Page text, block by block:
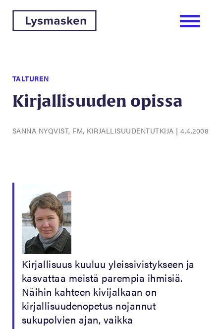
TALTUREN
Kirjallisuuden opissa
SANNA NYQVIST, FM, KIRJALLISUUDENTUTKIJA |4.4.2008
Kirjallisuus kuuluu yleissivistykseen ja
kasvattaa meistä parempia ihmisiä.
Näihin kahteen kivijalkaan on
kirjallisuudenopetus nojannut
sukupolvien ajan, vaikka